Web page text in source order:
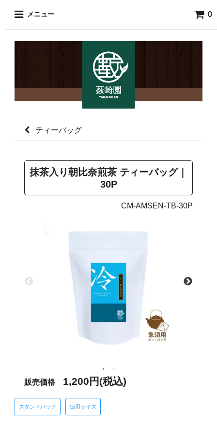
メニュー 0
ティーバッグ
抹茶入り朝比奈煎茶 ティーバッグ｜
30P
CM-AMSEN-TB-30P
販売価格 1,200円(税込)
スタンドパック 徳用サイズ